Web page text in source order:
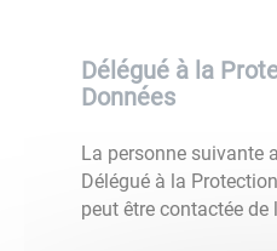
Délégué à la
Données
La personne suivante
Délégué à la
peut être contactée